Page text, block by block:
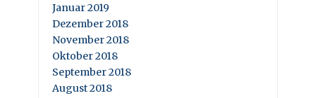
Januar 2019
Dezember 2018
November 2018
Oktober 2018
September 2018
August 2018